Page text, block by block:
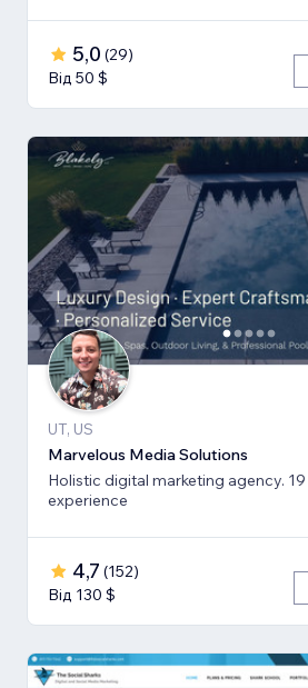
5,0 (29)
Від 50 $
UT, US
Marvelous Media Solutions
Holistic digital marketing agency.
experience
4,7 (152)
Від 130 $